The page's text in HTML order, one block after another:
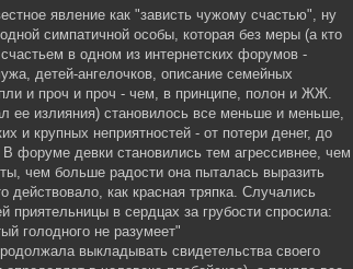
явление как "зависть чужому счастью", ну
симпатичной особы, которая без меры (а кто
в одном из интернетских форумов -
детей-ангелочков, описание семейных
и проч и проч - чем, в принципе, полон и ЖЖ.
ее излияния) становилось все меньше и меньше,
и крупных неприятностей - от потери денег, до
форуме девки становились тем агрессивнее, чем
чем больше радости она пыталась выразить
как красная тряпка. Случались
в сердцах за грубости спросила:
голодного не разумеет"
выкладывать свидетельства своего